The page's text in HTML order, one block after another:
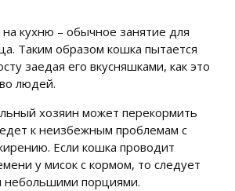
кухню – обычное занятие для
Таким образом кошка пытается
заедая его вкусняшками, как это
людей.
хозяин может перекормить
к неизбежным проблемам с
Если кошка проводит
у мисок с кормом, то следует
небольшими порциями.